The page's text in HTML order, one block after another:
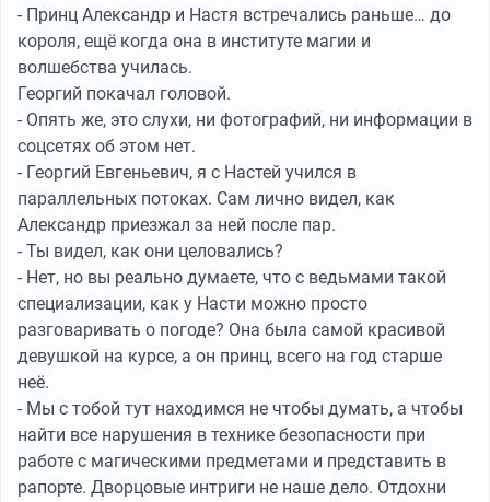
- Принц Александр и Настя встречались раньше… до
короля, ещё когда она в институте магии и
волшебства училась.
Георгий покачал головой.
- Опять же, это слухи, ни фотографий, ни информации в
соцсетях об этом нет.
- Георгий Евгеньевич, я с Настей учился в
параллельных потоках. Сам лично видел, как
Александр приезжал за ней после пар.
- Ты видел, как они целовались?
- Нет, но вы реально думаете, что с ведьмами такой
специализации, как у Насти можно просто
разговаривать о погоде? Она была самой красивой
девушкой на курсе, а он принц, всего на год старше
неё.
- Мы с тобой тут находимся не чтобы думать, а чтобы
найти все нарушения в технике безопасности при
работе с магическими предметами и представить в
рапорте. Дворцовые интриги не наше дело. Отдохни